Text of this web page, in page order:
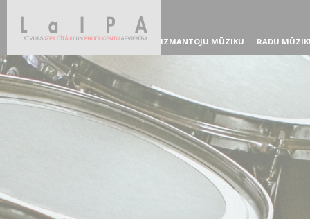
IZMANTOJU MŪZIKU RADU